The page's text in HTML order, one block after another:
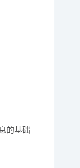
的基础